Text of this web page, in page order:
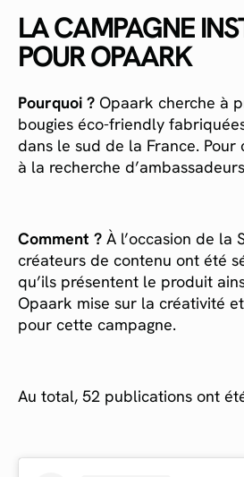
LA CAMPAGNE
POUR OPAARK
Pourquoi ? Opaark cherche à
bougies éco-friendly
dans le sud de la France.
à la recherche
Comment ? À l’occasion de la
créateurs de contenu ont été
qu’ils présentent le produit
Opaark mise sur la créativité
pour cette campagne.
Au total, 52 publications ont